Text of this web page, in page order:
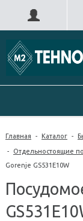
Главная - Каталог -
- Отдельностоящие
Gorenje GS531E10W